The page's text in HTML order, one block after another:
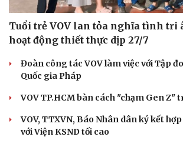
Tuổi trẻ VOV lan tỏa nghĩa tình tri
hoạt động thiết thực dịp 27/7
Đoàn công tác VOV làm việc với Tập
Quốc gia Pháp
VOV TP.HCM bàn cách "chạm Gen Z"
VOV, TTXVN, Báo Nhân dân ký kết
với Viện KSND tối cao